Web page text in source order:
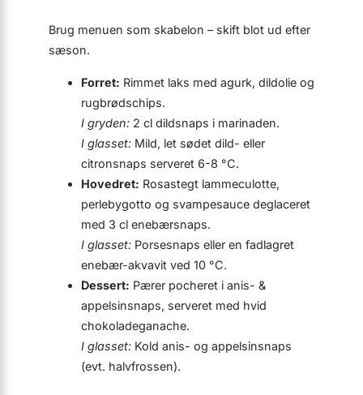
Brug menuen som skabelon – skift blot ud efter
sæson.
Forret: Rimmet laks med agurk, dildolie og
rugbrødschips.
I gryden: 2 cl dildsnaps i marinaden.
I glasset: Mild, let sødet dild- eller
citronsnaps serveret 6-8 °C.
Hovedret: Rosastegt lammeculotte,
perlebygotto og svampesauce deglaceret
med 3 cl enebærsnaps.
I glasset: Porsesnaps eller en fadlagret
enebær-akvavit ved 10 °C.
Dessert: Pærer pocheret i anis- &
appelsinsnaps, serveret med hvid
chokoladeganache.
I glasset: Kold anis- og appelsinsnaps
(evt. halvfrossen).